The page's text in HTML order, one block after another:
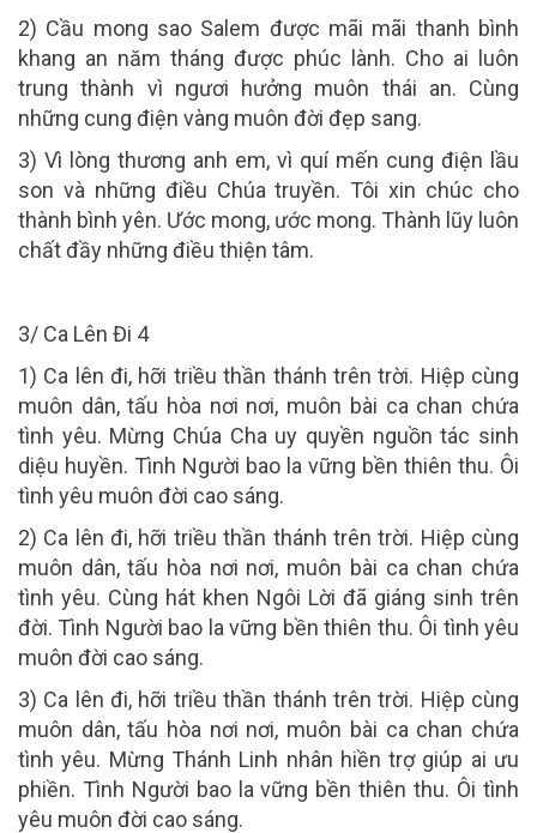
2) Cầu mong sao Salem được mãi mãi thanh bình
khang an năm tháng được phúc lành. Cho ai luôn
trung thành vì ngươi hưởng muôn thái an. Cùng
những cung điện vàng muôn đời đẹp sang.
3) Vì lòng thương anh em, vì quí mến cung điện lầu
son và những điều Chúa truyền. Tôi xin chúc cho
thành bình yên. Ước mong, ước mong. Thành lũy luôn
chất đầy những điều thiện tâm.
3/ Ca Lên Đi 4
1) Ca lên đi, hỡi triều thần thánh trên trời. Hiệp cùng
muôn dân, tấu hòa nơi nơi, muôn bài ca chan chứa
tình yêu. Mừng Chúa Cha uy quyền nguồn tác sinh
diệu huyền. Tình Người bao la vững bền thiên thu. Ôi
tình yêu muôn đời cao sáng.
2) Ca lên đi, hỡi triều thần thánh trên trời. Hiệp cùng
muôn dân, tấu hòa nơi nơi, muôn bài ca chan chứa
tình yêu. Cùng hát khen Ngôi Lời đã giáng sinh trên
đời. Tình Người bao la vững bền thiên thu. Ôi tình yêu
muôn đời cao sáng.
3) Ca lên đi, hỡi triều thần thánh trên trời. Hiệp cùng
muôn dân, tấu hòa nơi nơi, muôn bài ca chan chứa
tình yêu. Mừng Thánh Linh nhân hiền trợ giúp ai ưu
phiền. Tình Người bao la vững bền thiên thu. Ôi tình
yêu muôn đời cao sáng.